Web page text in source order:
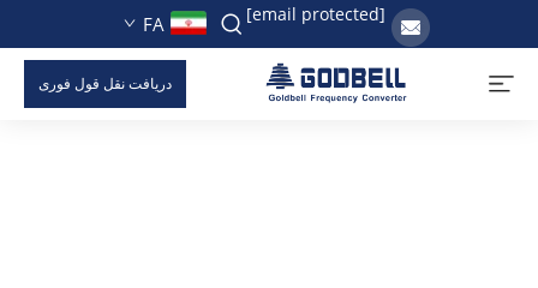
[email protected]
FA
دریافت نقل قول فوری